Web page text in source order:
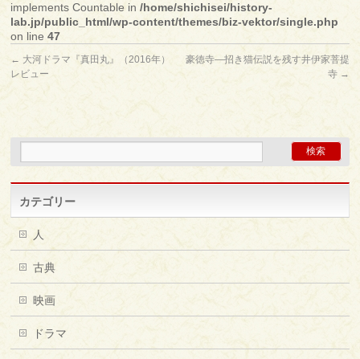
implements Countable in/home/shichisei/history-
lab.jp/public_html/wp-content/themes/biz-vektor/single.php
on line47
← 大河ドラマ『真田丸』（2016年）
レビュー
豪徳寺―招き猫伝説を残す井伊家菩提
寺 →
カテゴリー
人
古典
映画
ドラマ